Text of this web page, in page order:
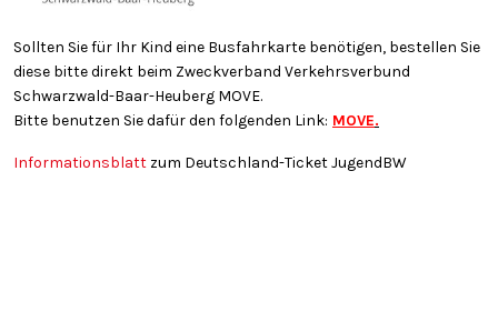
Sollten Sie für Ihr Kind eine Busfahrkarte benötigen, bestellen Sie
diese bitte direkt beim Zweckverband Verkehrsverbund
Schwarzwald-Baar-Heuberg MOVE.
Bitte benutzen Sie dafür den folgenden Link: MOVE.
Informationsblatt zum Deutschland-Ticket JugendBW